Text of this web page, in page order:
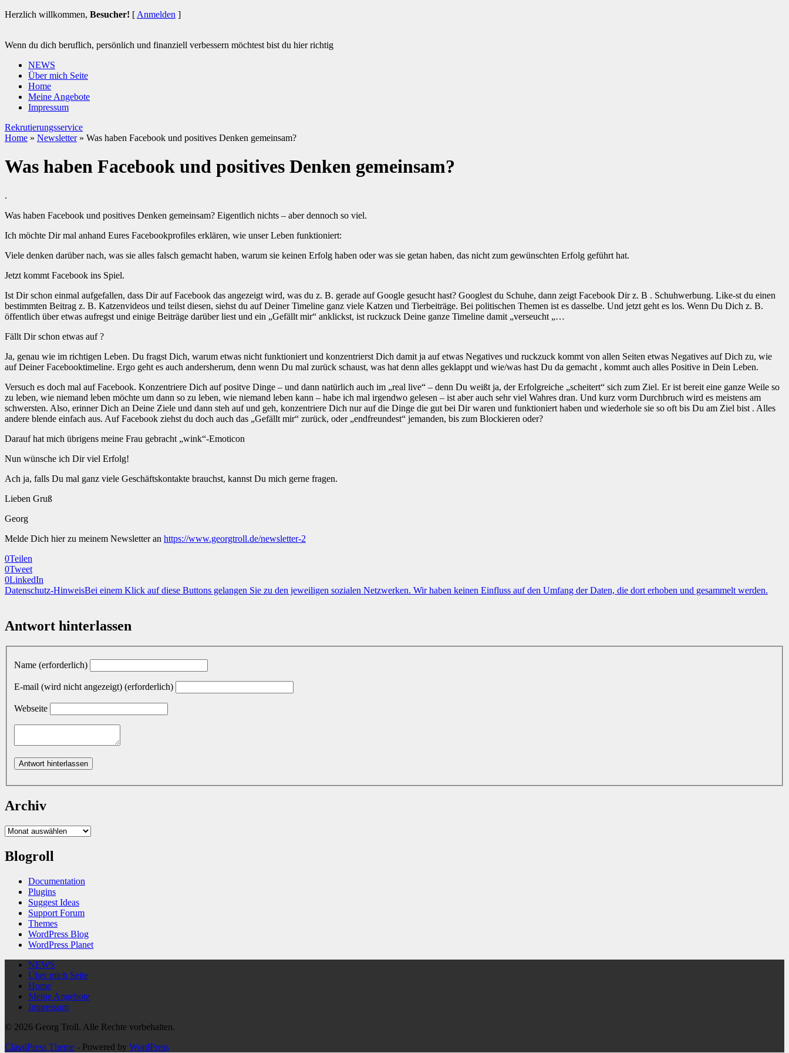
Herzlich willkommen, Besucher! [ Anmelden ]
Wenn du dich beruflich, persönlich und finanziell verbessern möchtest bist du hier richtig
NEWS
Über mich Seite
Home
Meine Angebote
Impressum
Rekrutierungsservice
Home » Newsletter » Was haben Facebook und positives Denken gemeinsam?
Was haben Facebook und positives Denken gemeinsam?
.
Was haben Facebook und positives Denken gemeinsam? Eigentlich nichts – aber dennoch so viel.
Ich möchte Dir mal anhand Eures Facebookprofiles erklären, wie unser Leben funktioniert:
Viele denken darüber nach, was sie alles falsch gemacht haben, warum sie keinen Erfolg haben oder was sie getan haben, das nicht zum gewünschten Erfolg geführt hat.
Jetzt kommt Facebook ins Spiel.
Ist Dir schon einmal aufgefallen, dass Dir auf Facebook das angezeigt wird, was du z. B. gerade auf Google gesucht hast? Googlest du Schuhe, dann zeigt Facebook Dir z. B . Schuhwerbung. Like-st du einen
bestimmten Beitrag z. B. Katzenvideos und teilst diesen, siehst du auf Deiner Timeline ganz viele Katzen und Tierbeiträge. Bei politischen Themen ist es dasselbe. Und jetzt geht es los. Wenn Du Dich z. B.
öffentlich über etwas aufregst und einige Beiträge darüber liest und ein „Gefällt mir“ anklickst, ist ruckzuck Deine ganze Timeline damit „verseucht „…
Fällt Dir schon etwas auf ?
Ja, genau wie im richtigen Leben. Du fragst Dich, warum etwas nicht funktioniert und konzentrierst Dich damit ja auf etwas Negatives und ruckzuck kommt von allen Seiten etwas Negatives auf Dich zu, wie
auf Deiner Facebooktimeline. Ergo geht es auch andersherum, denn wenn Du mal zurück schaust, was hat denn alles geklappt und wie/was hast Du da gemacht , kommt auch alles Positive in Dein Leben.
Versuch es doch mal auf Facebook. Konzentriere Dich auf positve Dinge – und dann natürlich auch im „real live“ – denn Du weißt ja, der Erfolgreiche „scheitert“ sich zum Ziel. Er ist bereit eine ganze Weile so
zu leben, wie niemand leben möchte um dann so zu leben, wie niemand leben kann – habe ich mal irgendwo gelesen – ist aber auch sehr viel Wahres dran. Und kurz vorm Durchbruch wird es meistens am
schwersten. Also, erinner Dich an Deine Ziele und dann steh auf und geh, konzentriere Dich nur auf die Dinge die gut bei Dir waren und funktioniert haben und wiederhole sie so oft bis Du am Ziel bist . Alles
andere blende einfach aus. Auf Facebook ziehst du doch auch das „Gefällt mir“ zurück, oder „endfreundest“ jemanden, bis zum Blockieren oder?
Darauf hat mich übrigens meine Frau gebracht „wink“-Emoticon
Nun wünsche ich Dir viel Erfolg!
Ach ja, falls Du mal ganz viele Geschäftskontakte brauchst, kannst Du mich gerne fragen.
Lieben Gruß
Georg
Melde Dich hier zu meinem Newsletter an https://www.georgtroll.de/newsletter-2
0Teilen
0Tweet
0LinkedIn
Datenschutz-HinweisBei einem Klick auf diese Buttons gelangen Sie zu den jeweiligen sozialen Netzwerken. Wir haben keinen Einfluss auf den Umfang der Daten, die dort erhoben und gesammelt werden.
Antwort hinterlassen
Name (erforderlich)
E-mail (wird nicht angezeigt) (erforderlich)
Webseite
Archiv
Archiv
Blogroll
Documentation
Plugins
Suggest Ideas
Support Forum
Themes
WordPress Blog
WordPress Planet
NEWS
Über mich Seite
Home
Meine Angebote
Impressum
© 2026 Georg Troll. Alle Rechte vorbehalten.
ClassiPress Theme - Powered by WordPress